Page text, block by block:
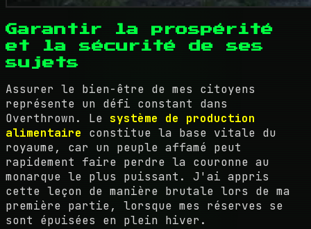
Garantir la prospérité
et la sécurité de ses
sujets
Assurer le bien-être de mes citoyens
représente un défi constant dans
Overthrown. Le système de production
alimentaire constitue la base vitale du
royaume, car un peuple affamé peut
rapidement faire perdre la couronne au
monarque le plus puissant. J'ai appris
cette leçon de manière brutale lors de ma
première partie, lorsque mes réserves se
sont épuisées en plein hiver.